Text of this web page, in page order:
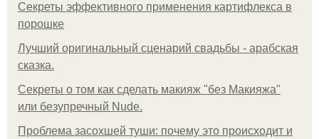
Секреты эффективного применения картифлекса в
порошке
Лучший оригинальный сценарий свадьбы - арабская
сказка.
Секреты о том как сделать макияж "без Макияжа"
или безупречный Nude.
Проблема засохшей туши: почему это происходит и